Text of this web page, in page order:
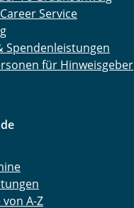
Service
Spendenleistungen
für Hinweisgeber
A-Z